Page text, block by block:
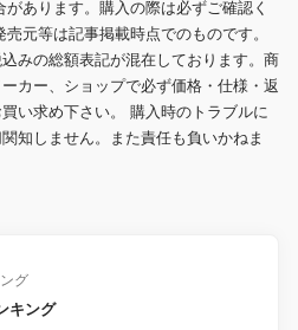
あります。購入の際は必ずご確認く
元等は記事掲載時点でのものです。
みの総額表記が混在しております。商
カー、ショップで必ず価格・仕様・返
い求め下さい。 購入時のトラブルに
知しません。また責任も負いかねま
グ
キング